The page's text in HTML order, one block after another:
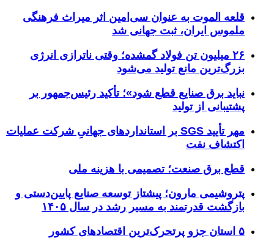
قلعه الموت به عنوان سی‌امین اثر میراث‌ فرهنگی
ملموس ایران، ثبت جهانی شد
۲۶ میلیون تن فولاد گمشده؛ وقتی ناترازی انرژی
بزرگ‌ترین مانع تولید می‌شود
نباید برق صنایع قطع شود»؛ تأکید رئیس‌جمهور بر
پشتیبانی از تولید
مهر تأیید SGS بر استانداردهای جهانیِ شرکت عملیات
اکتشاف نفت
قطع برق صنعت؛ تصمیمی با هزینه ملی
پتروشیمی مارون؛ پیشتاز توسعه صنایع پایین‌دستی و
بازگشت قدرتمند به مسیر رشد در سال ۱۴۰۵
۵ استان جزو پرتحرک‌ترین اقتصاد‌های کشور